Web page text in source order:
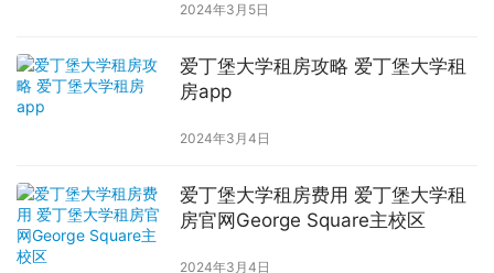
2024年3月5日
爱丁堡大学租房攻略 爱丁堡大学租
房app
2024年3月4日
爱丁堡大学租房费用 爱丁堡大学租
房官网George Square主校区
2024年3月4日